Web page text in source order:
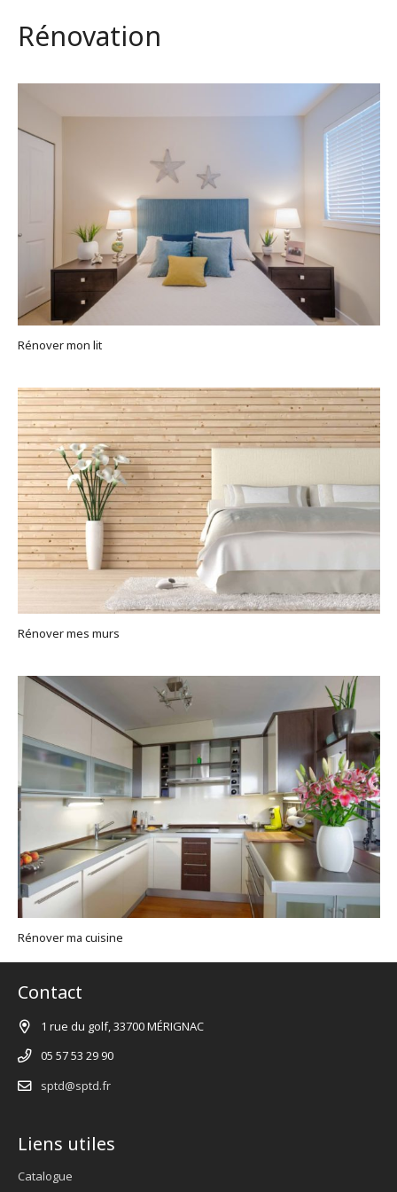
Rénovation
Rénover mon lit
Rénover mes murs
Rénover ma cuisine
Contact
1 rue du golf, 33700 MÉRIGNAC
05 57 53 29 90
sptd@sptd.fr
Liens utiles
Catalogue